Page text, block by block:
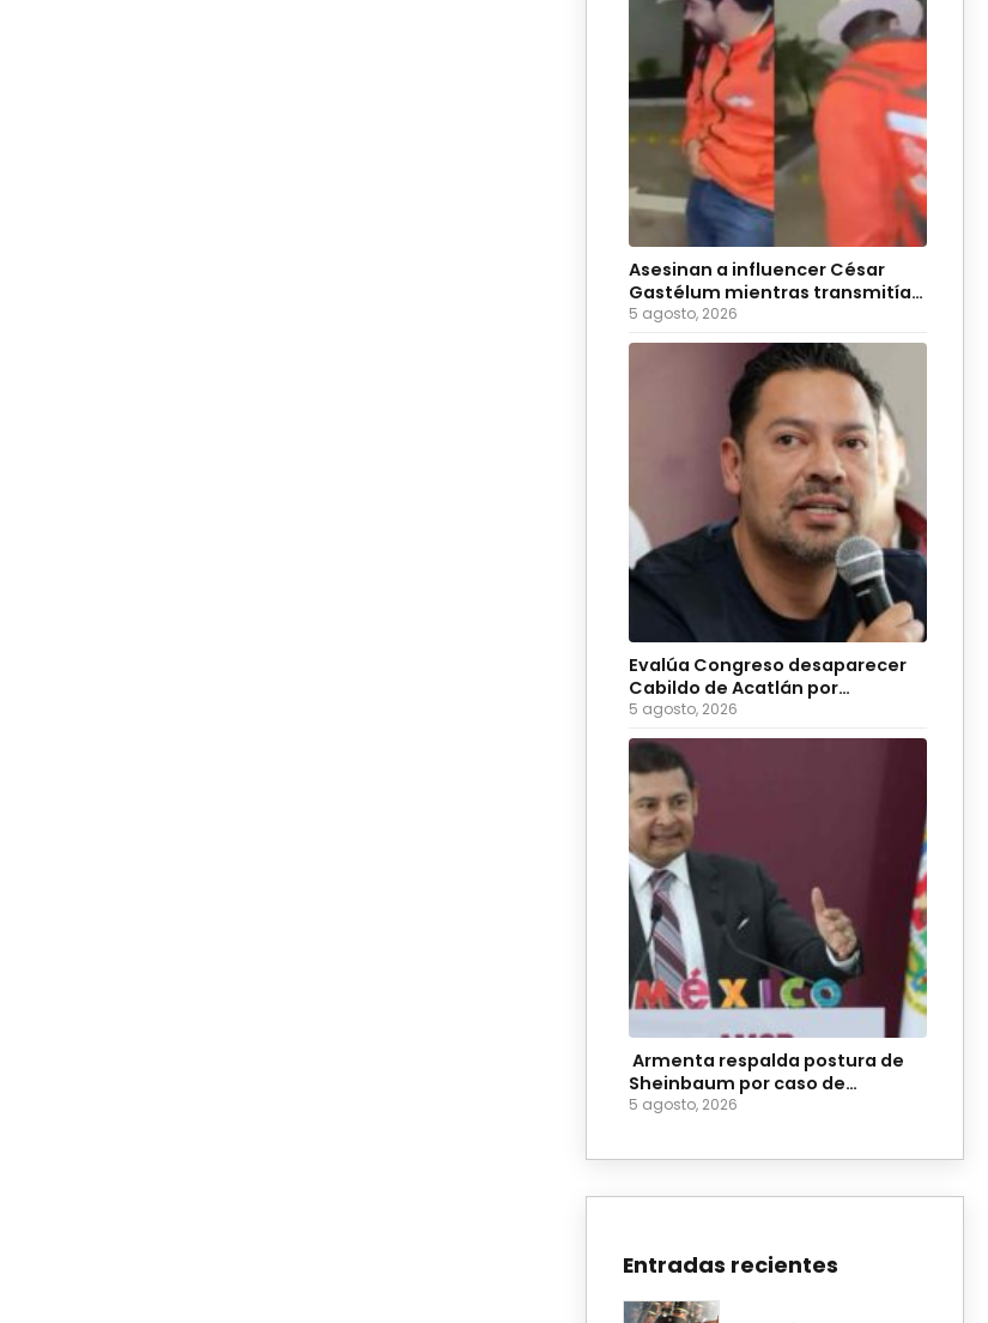
Asesinan a influencer César
Gastélum mientras transmitía
en vivo
5 agosto, 2026
Evalúa Congreso desaparecer
Cabildo de Acatlán por
ingobernabilidad
5 agosto, 2026
Armenta respalda postura de
Sheinbaum por caso de
diputadas poblanas
5 agosto, 2026
Entradas recientes